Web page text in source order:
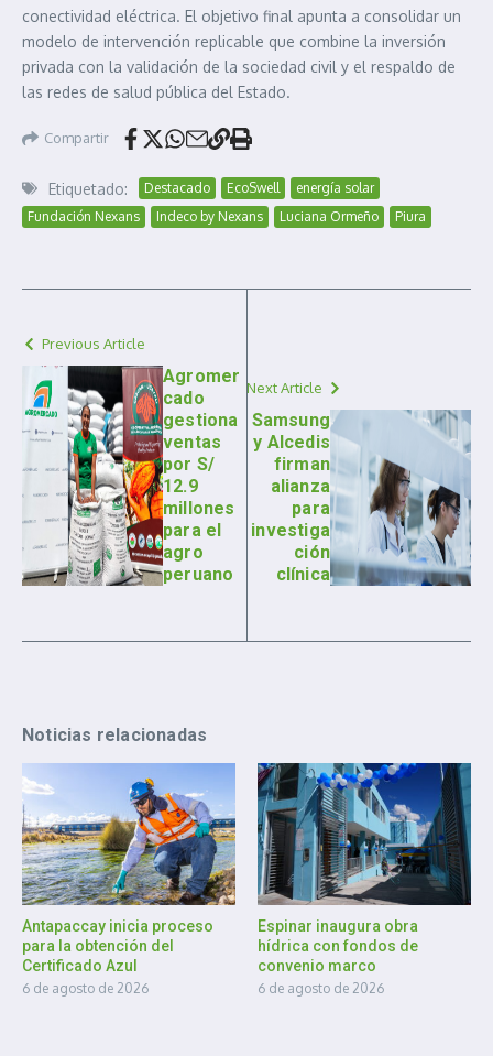
conectividad eléctrica. El objetivo final apunta a consolidar un
modelo de intervención replicable que combine la inversión
privada con la validación de la sociedad civil y el respaldo de
las redes de salud pública del Estado.
Compartir
Etiquetado: Destacado EcoSwell
energía solar
Fundación Nexans
Indeco by Nexans Luciana Ormeño Piura
Previous Article
Agromer
cado
gestiona
ventas
por S/
12.9
millones
para el
agro
peruano
Next Article
Samsung
y Alcedis
firman
alianza
para
investiga
ción
clínica
Noticias relacionadas
Antapaccay inicia proceso
para la obtención del
Certificado Azul
6 de agosto de 2026
Espinar inaugura obra
hídrica con fondos de
convenio marco
6 de agosto de 2026